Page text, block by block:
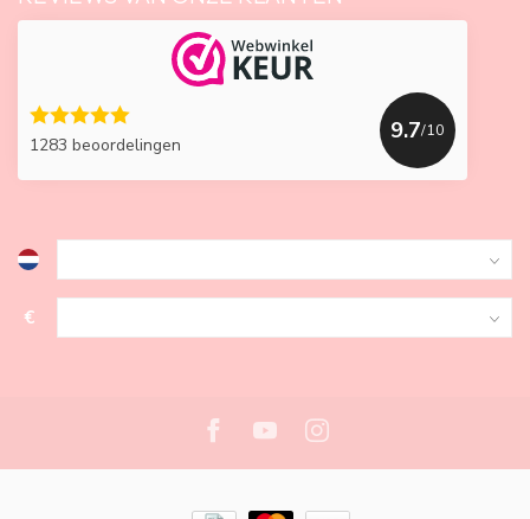
1283 beoordelingen
9.7/10
€